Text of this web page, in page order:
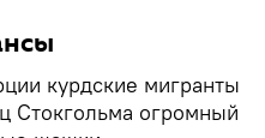
курдские мигранты
Стокгольма огромный